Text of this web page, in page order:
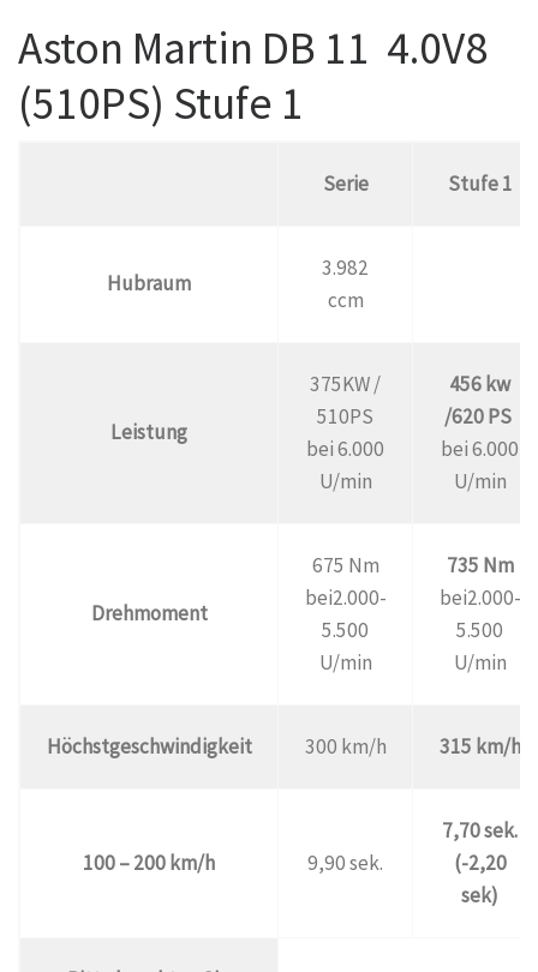
Aston Martin DB 11 4.0V8
(510PS) Stufe 1
Serie Stufe 1
Hubraum
3.982
ccm
Leistung
375KW /
510PS
bei 6.000
U/min
456 kw
/620 PS
bei 6.000
U/min
Drehmoment
675 Nm
bei2.000-
5.500
U/min
735 Nm
bei2.000-
5.500
U/min
Höchstgeschwindigkeit 300 km/h 315 km/h
100 – 200 km/h 9,90 sek.
7,70 sek.
(-2,20
sek)